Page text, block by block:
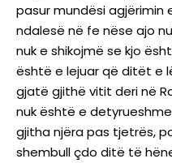
pasur mundësi agjërimin
ndalesë në fe nëse ajo
nuk e shikojmë se kjo
është e lejuar që ditët e
gjatë gjithë vitit deri në
nuk është e
gjitha njëra pas tjetrës,
shembull çdo ditë të